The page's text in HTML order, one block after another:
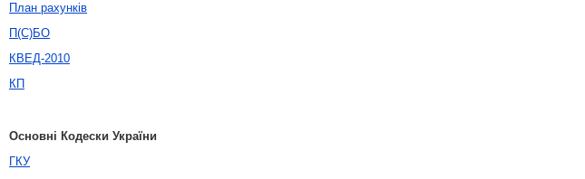
План рахунків
П(С)БО
КВЕД-2010
КП
Основні Кодески України
ГКУ